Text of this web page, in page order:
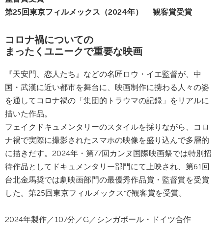
第25回東京フィルメックス（2024年） 観客賞受賞
コロナ禍についての
まったくユニークで重要な映画
『天安門、恋人たち』などの名匠ロウ・イエ監督が、中
国・武漢に近い都市を舞台に、映画制作に携わる人々の姿
を通してコロナ禍の「集団的トラウマの記録」をリアルに
描いた作品。
フェイクドキュメンタリーのスタイルを採りながら、コロ
ナ禍で実際に撮影されたスマホの映像を盛り込んで多層的
に描きだす。2024年・第77回カンヌ国際映画祭では特別招
待作品としてドキュメンタリー部門にて上映され、第61回
台北金馬奨では劇映画部門の最優秀作品賞・監督賞を受賞
した。第25回東京フィルメックスで観客賞を受賞。
2024年製作／107分／G／シンガポール・ドイツ合作